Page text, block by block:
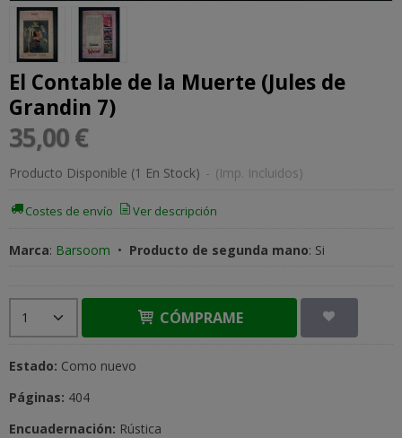
El Contable de la Muerte (Jules de
Grandin 7)
35,00 €
Producto Disponible (1 En Stock) - (Imp. Incluidos)
Costes de envío Ver descripción
Marca: Barsoom • Producto de segunda mano: Si
CÓMPRAME
Estado: Como nuevo
Páginas: 404
Encuadernación: Rústica